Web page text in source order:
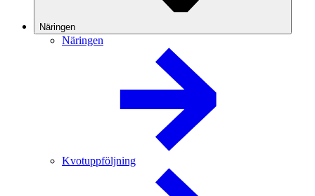
Näringen
Näringen
Kvotuppföljning